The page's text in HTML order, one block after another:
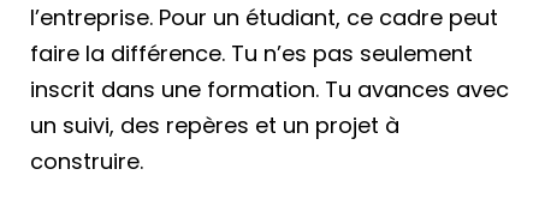
l’entreprise. Pour un étudiant, ce cadre peut
faire la différence. Tu n’es pas seulement
inscrit dans une formation. Tu avances avec
un suivi, des repères et un projet à
construire.